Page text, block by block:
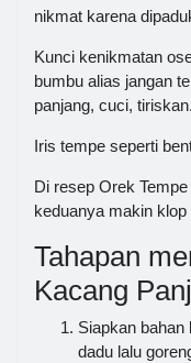
nikmat karena
Kunci kenikmatan
bumbu alias jangan
panjang, cuci, tiriskan.
Iris tempe seperti
Di resep Orek
keduanya makin
Tahapan
Kacang
Siapkan bahan
dadu lalu